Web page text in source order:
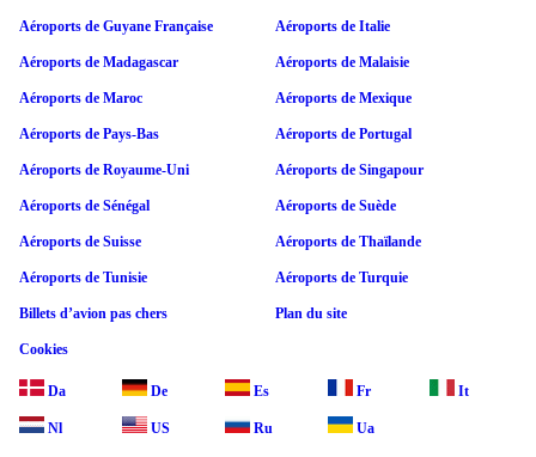
Aéroports de Guyane Française Aéroports de Italie
Aéroports de Madagascar Aéroports de Malaisie
Aéroports de Maroc Aéroports de Mexique
Aéroports de Pays-Bas Aéroports de Portugal
Aéroports de Royaume-Uni Aéroports de Singapour
Aéroports de Sénégal Aéroports de Suède
Aéroports de Suisse Aéroports de Thaïlande
Aéroports de Tunisie Aéroports de Turquie
Billets d’avion pas chers Plan du site
Cookies
Da De Es Fr It
Nl US Ru Ua